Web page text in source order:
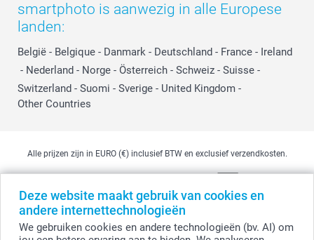
Deze website maakt gebruik van cookies en
andere internettechnologieën
We gebruiken cookies en andere technologieën (bv. AI) om
smartphoto is aanwezig in alle Europese
landen:
België - Belgique - Danmark - Deutschland - France - Ireland
- Nederland - Norge - Österreich - Schweiz - Suisse -
Switzerland - Suomi - Sverige - United Kingdom -
Other Countries
© smartphoto group. Alle rechten voorbehouden
smartphoto group NV.
Kwatrechtsteenweg 160, 9230 Wetteren, België
BTW-nummer BE 0405.706.755
Alle prijzen zijn in EURO (€) inclusief BTW en exclusief verzendkosten.